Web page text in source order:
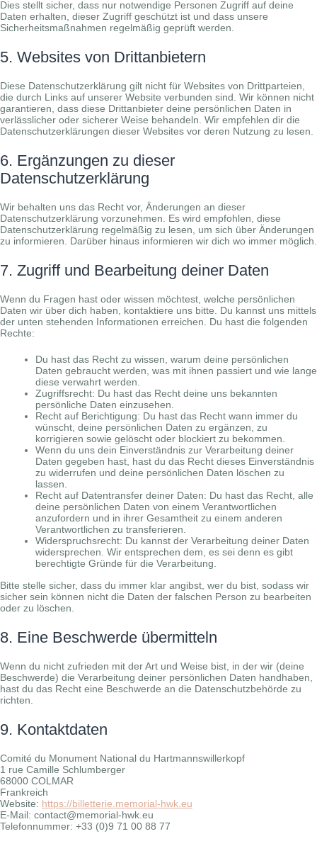
Dies stellt sicher, dass nur notwendige Personen Zugriff auf deine
Daten erhalten, dieser Zugriff geschützt ist und dass unsere
Sicherheitsmaßnahmen regelmäßig geprüft werden.
5. Websites von Drittanbietern
Diese Datenschutzerklärung gilt nicht für Websites von Drittparteien,
die durch Links auf unserer Website verbunden sind. Wir können nicht
garantieren, dass diese Drittanbieter deine persönlichen Daten in
verlässlicher oder sicherer Weise behandeln. Wir empfehlen dir die
Datenschutzerklärungen dieser Websites vor deren Nutzung zu lesen.
6. Ergänzungen zu dieser
Datenschutzerklärung
Wir behalten uns das Recht vor, Änderungen an dieser
Datenschutzerklärung vorzunehmen. Es wird empfohlen, diese
Datenschutzerklärung regelmäßig zu lesen, um sich über Änderungen
zu informieren. Darüber hinaus informieren wir dich wo immer möglich.
7. Zugriff und Bearbeitung deiner Daten
Wenn du Fragen hast oder wissen möchtest, welche persönlichen
Daten wir über dich haben, kontaktiere uns bitte. Du kannst uns mittels
der unten stehenden Informationen erreichen. Du hast die folgenden
Rechte:
Du hast das Recht zu wissen, warum deine persönlichen
Daten gebraucht werden, was mit ihnen passiert und wie lange
diese verwahrt werden.
Zugriffsrecht: Du hast das Recht deine uns bekannten
persönliche Daten einzusehen.
Recht auf Berichtigung: Du hast das Recht wann immer du
wünscht, deine persönlichen Daten zu ergänzen, zu
korrigieren sowie gelöscht oder blockiert zu bekommen.
Wenn du uns dein Einverständnis zur Verarbeitung deiner
Daten gegeben hast, hast du das Recht dieses Einverständnis
zu widerrufen und deine persönlichen Daten löschen zu
lassen.
Recht auf Datentransfer deiner Daten: Du hast das Recht, alle
deine persönlichen Daten von einem Verantwortlichen
anzufordern und in ihrer Gesamtheit zu einem anderen
Verantwortlichen zu transferieren.
Widerspruchsrecht: Du kannst der Verarbeitung deiner Daten
widersprechen. Wir entsprechen dem, es sei denn es gibt
berechtigte Gründe für die Verarbeitung.
Bitte stelle sicher, dass du immer klar angibst, wer du bist, sodass wir
sicher sein können nicht die Daten der falschen Person zu bearbeiten
oder zu löschen.
8. Eine Beschwerde übermitteln
Wenn du nicht zufrieden mit der Art und Weise bist, in der wir (deine
Beschwerde) die Verarbeitung deiner persönlichen Daten handhaben,
hast du das Recht eine Beschwerde an die Datenschutzbehörde zu
richten.
9. Kontaktdaten
Comité du Monument National du Hartmannswillerkopf
1 rue Camille Schlumberger
68000 COLMAR
Frankreich
Website: https://billetterie.memorial-hwk.eu
E-Mail: contact@memorial-hwk.eu
Telefonnummer: +33 (0)9 71 00 88 77